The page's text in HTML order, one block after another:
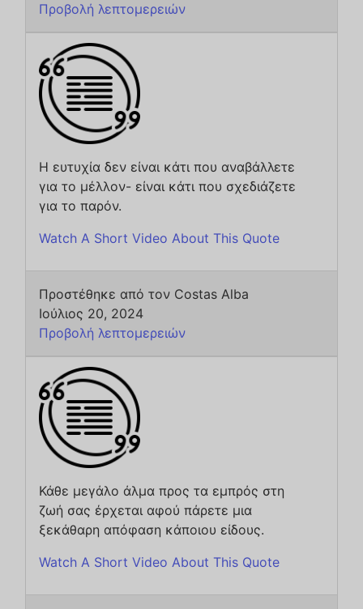
Προβολή λεπτομερειών
Η ευτυχία δεν είναι κάτι που αναβάλλετε
για το μέλλον- είναι κάτι που σχεδιάζετε
για το παρόν.
Watch A Short Video About This Quote
Προστέθηκε από τον Costas Alba
Ιούλιος 20, 2024
Προβολή λεπτομερειών
Κάθε μεγάλο άλμα προς τα εμπρός στη
ζωή σας έρχεται αφού πάρετε μια
ξεκάθαρη απόφαση κάποιου είδους.
Watch A Short Video About This Quote